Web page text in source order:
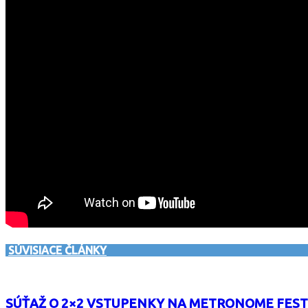
SÚVISIACE ČLÁNKY
SÚŤAŽ O 2×2 VSTUPENKY NA METRONOME